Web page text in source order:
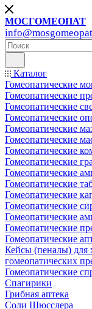
МОСГОМЕОПАТ
Каталог
Гомеопатические
Гомеопатические
Гомеопатические
Гомеопатические
Гомеопатические
Гомеопатические
Гомеопатические
Гомеопатические
Гомеопатические
Гомеопатические
Гомеопатические
Гомеопатические
Гомеопатические
Гомеопатические
Гомеопатические
Кейсы (пеналы) для
гомеопатических
Гомеопатические
Спагирики
Грибная аптека
Соли Шюсслера